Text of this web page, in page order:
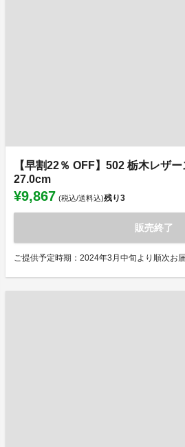
【早割22％ OFF】502 栃木レザ
27.0cm
¥9,867 (税込/送料込)残り3
販売終了
ご提供予定時期：2024年3月中旬より順次お